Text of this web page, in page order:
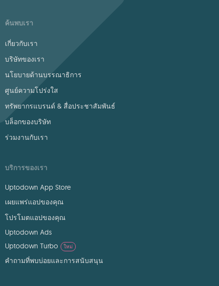
ค้นพบเรา
เกี่ยวกับเรา
บริษัทของเรา
นโยบายด้านบรรณาธิการ
ศูนย์ความโปร่งใส
ทรัพยากรแบรนด์ & สื่อประชาสัมพันธ์
บล็อกของบริษัท
ร่วมงานกับเรา
บริการของเรา
Uptodown App Store
เผยแพร่แอปของคุณ
โปรโมตแอปของคุณ
Uptodown Ads
Uptodown Turbo
ใหม่
คำถามที่พบบ่อยและการสนับสนุน